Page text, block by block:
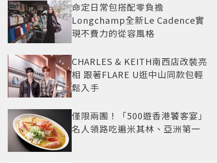
命定日常包搭配零負擔
Longchamp全新Le Cadence實
現不費力的從容風格
CHARLES & KEITH南西店改裝亮
相 跟著FLARE U逛中山同款包輕
鬆入手
僅限兩團！「500遊香港饕客宴」
名人領路吃遍米其林、亞洲第一